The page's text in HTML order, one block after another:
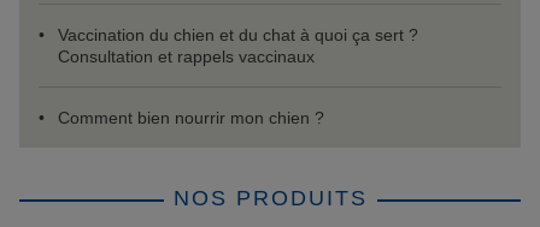
Vaccination du chien et du chat à quoi ça sert ?
Consultation et rappels vaccinaux
Comment bien nourrir mon chien ?
NOS PRODUITS